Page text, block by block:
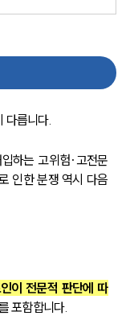
다릅니다.
하는 고위험·고전문
인한 분쟁 역시 다음
이 전문적 판단에 따
포함합니다.